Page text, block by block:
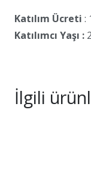
Katılım Ücreti :
Katılımcı Yaşı :
İlgili